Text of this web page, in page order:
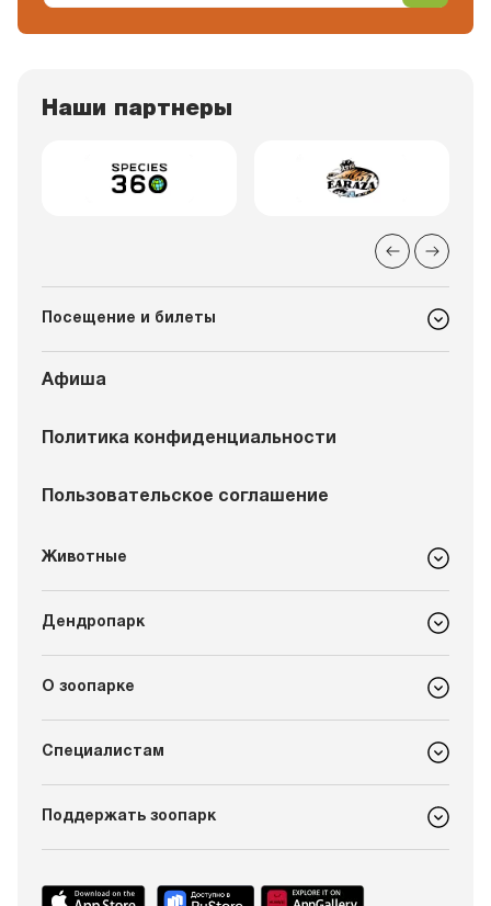
Наши партнеры
Посещение и билеты
Афиша
Политика конфиденциальности
Пользовательское соглашение
Животные
Дендропарк
О зоопарке
Специалистам
Поддержать зоопарк